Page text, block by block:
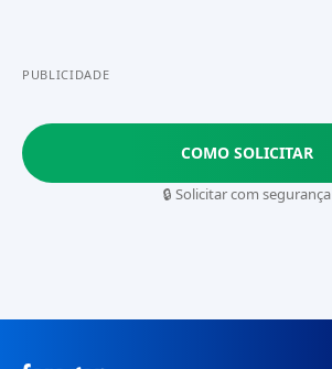
PUBLICIDADE
COMO SOLICITAR
🔒 Solicitar com segurança